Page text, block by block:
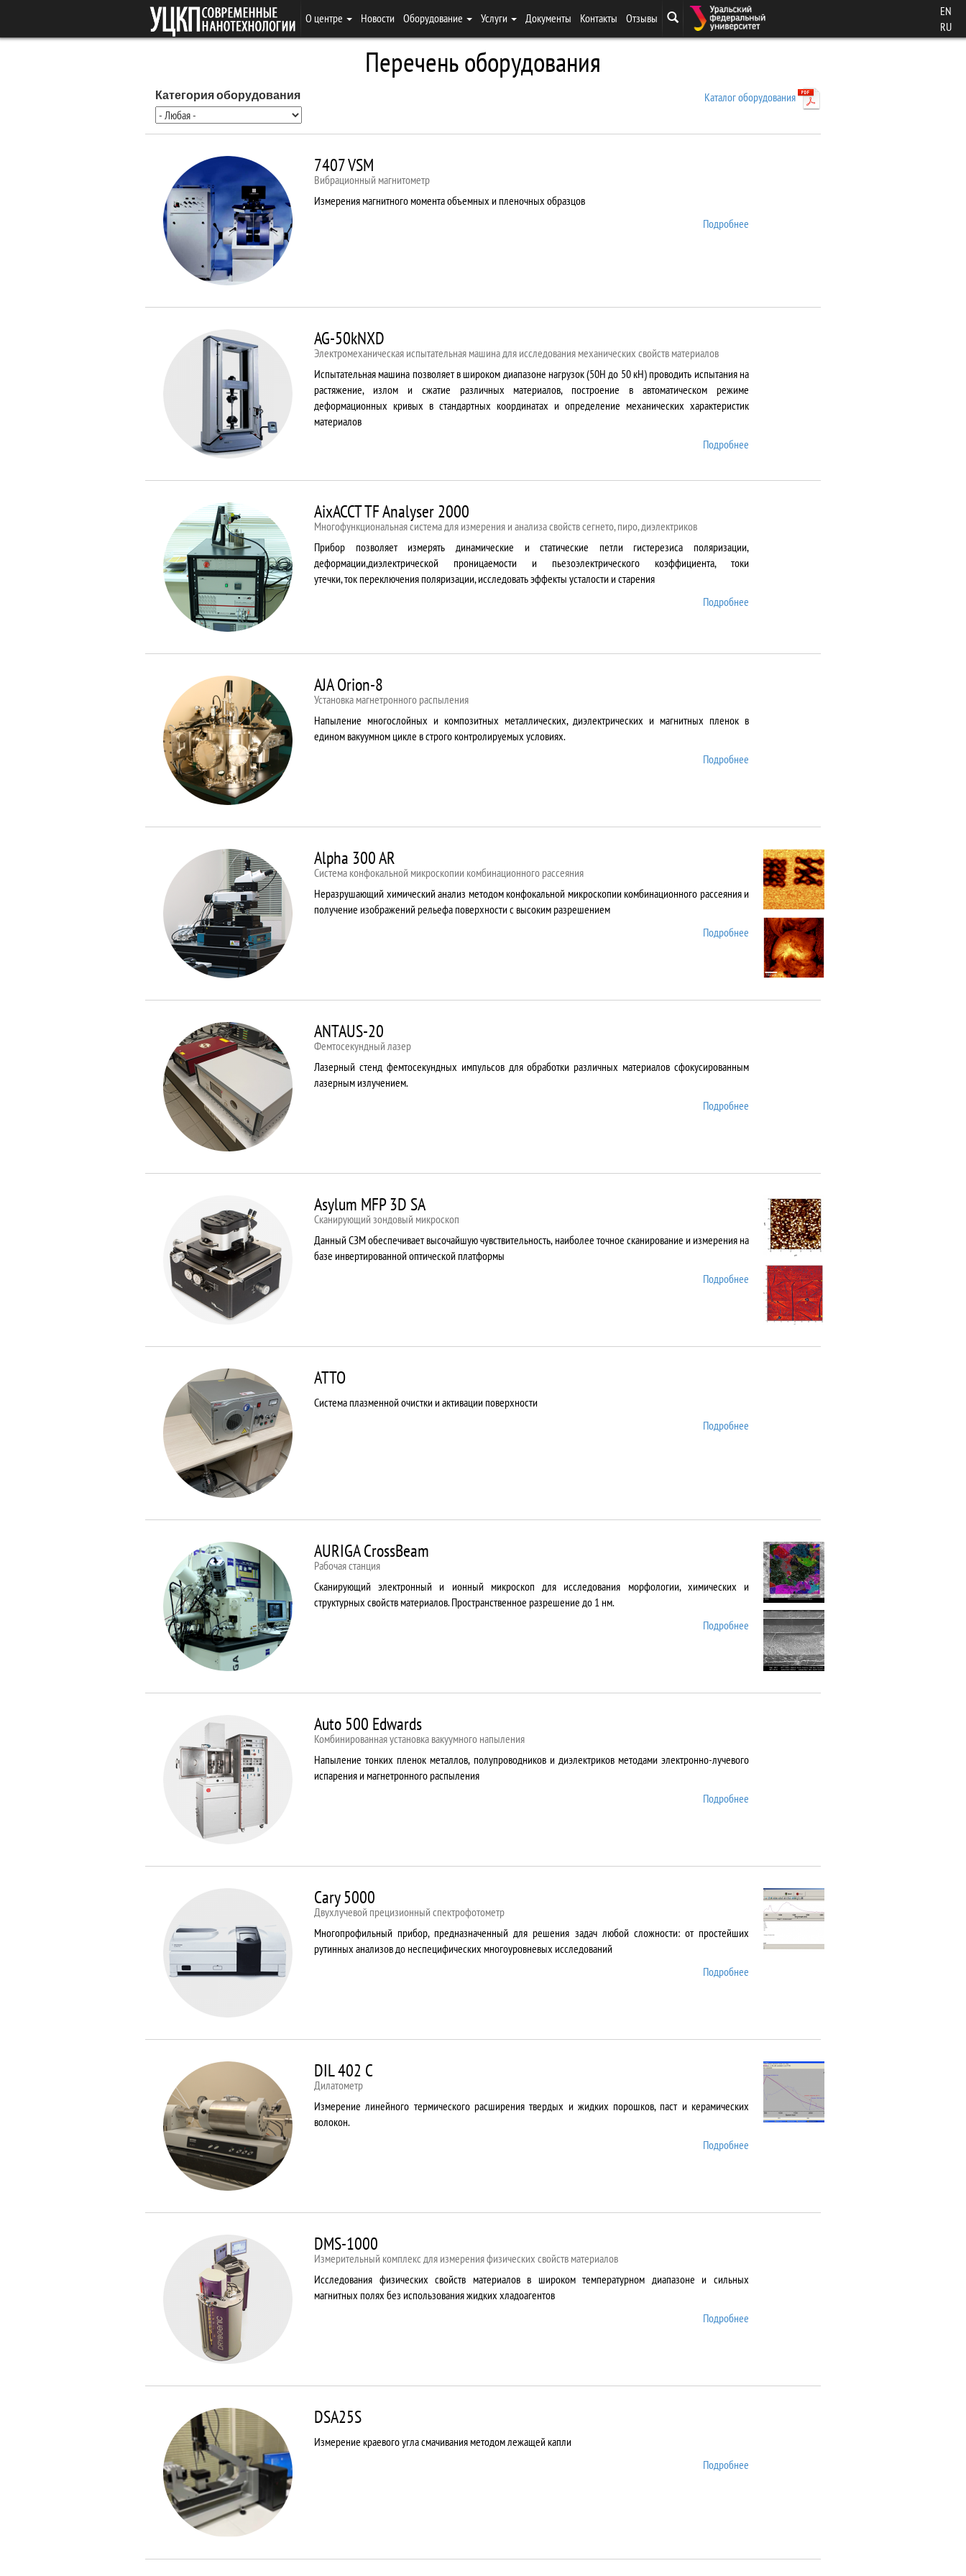
О центре Новости Оборудование Услуги Документы Контакты Отзывы
EN
RU
Перечень оборудования
Каталог оборудования
Категория оборудования
7407 VSM
Вибрационный магнитометр
Измерения магнитного момента объемных и пленочных образцов
Подробнее
AG-50kNXD
Электромеханическая испытательная машина для исследования механических свойств материалов
Испытательная машина позволяет в широком диапазоне нагрузок (50Н до 50 кН) проводить испытания на
растяжение, излом и сжатие различных материалов, построение в автоматическом режиме
деформационных кривых в стандартных координатах и определение механических характеристик
материалов
Подробнее
AixACCT TF Analyser 2000
Многофункциональная система для измерения и анализа свойств сегнето, пиро, диэлектриков
Прибор позволяет измерять динамические и статические петли гистерезиса поляризации,
деформации,диэлектрической проницаемости и пьезоэлектрического коэффициента, токи
утечки, ток переключения поляризации, исследовать эффекты усталости и старения
Подробнее
AJA Orion-8
Установка магнетронного распыления
Напыление многослойных и композитных металлических, диэлектрических и магнитных пленок в
едином вакуумном цикле в строго контролируемых условиях.
Подробнее
Alpha 300 AR
Система конфокальной микроскопии комбинационного рассеяния
Неразрушающий химический анализ методом конфокальной микроскопии комбинационного рассеяния и
получение изображений рельефа поверхности с высоким разрешением
Подробнее о Alpha 300 AR
ANTAUS-20
Фемтосекундный лазер
Лазерный стенд фемтосекундных импульсов для обработки различных материалов сфокусированным
лазерным излучением.
Подробнее
Asylum MFP 3D SA
Сканирующий зондовый микроскоп
Данный СЗМ обеспечивает высочайшую чувствительность, наиболее точное сканирование и измерения на
базе инвертированной оптической платформы
Подробнее о Asylum MFP 3D SA
ATTO
Система плазменной очистки и активации поверхности
Подробнее
AURIGA CrossBeam
Рабочая станция
Сканирующий электронный и ионный микроскоп для исследования морфологии, химических и
структурных свойств материалов. Пространственное разрешение до 1 нм.
Подробнее о AURIGA CrossBeam
Auto 500 Edwards
Комбинированная установка вакуумного напыления
Напыление тонких пленок металлов, полупроводников и диэлектриков методами электронно-лучевого
испарения и магнетронного распыления
Подробнее
Cary 5000
Двухлучевой прецизионный спектрофотометр
Многопрофильный прибор, предназначенный для решения задач любой сложности: от простейших
рутинных анализов до неспецифических многоуровневых исследований
Подробнее
DIL 402 C
Дилатометр
Измерение линейного термического расширения твердых и жидких порошков, паст и керамических
волокон.
Подробнее
DMS-1000
Измерительный комплекс для измерения физических свойств материалов
Исследования физических свойств материалов в широком температурном диапазоне и сильных
магнитных полях без использования жидких хладоагентов
Подробнее
DSA25S
Измерение краевого угла смачивания методом лежащей капли
Подробнее